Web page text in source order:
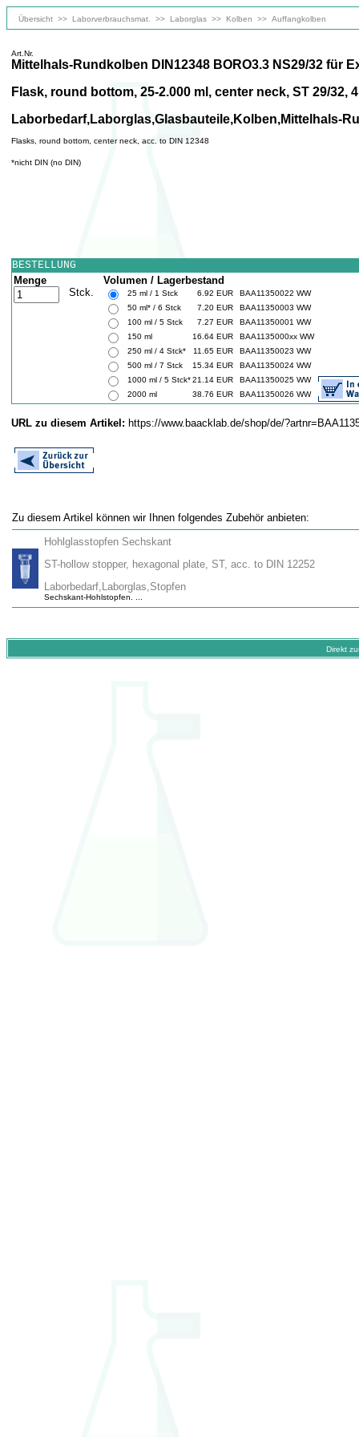
Übersicht >> Laborverbrauchsmat. >> Laborglas >> Kolben >> Auffangkolben
Art.Nr.
Mittelhals-Rundkolben DIN12348 BORO3.3 NS29/32 für
Flask, round bottom, 25-2.000 ml, center neck, ST 29/32,
Laborbedarf,Laborglas,Glasbauteile,Kolben,Mittelhals-
Flasks, round bottom, center neck, acc. to DIN 12348
*nicht DIN (no DIN)
BESTELLUNG
Menge
Stck.
Volumen / Lagerbestand
25 ml / 1 Stck 6.92 EUR
BAA11350022 WW
50 ml* / 6 Stck
7.20 EUR
BAA11350003 WW
100 ml / 5 Stck
7.27 EUR
BAA11350001 WW
150 ml
16.64 EUR
BAA1135000xx WW
250 ml / 4 Stck*
11.65 EUR
BAA11350023 WW
500 ml / 7 Stck
15.34 EUR
BAA11350024 WW
1000 ml / 5 Stck*21.14 EUR
BAA11350025 WW
2000 ml
38.76 EUR BAA11350026 WW
URL zu diesem Artikel: https://www.baacklab.de/shop/de/
Zu diesem Artikel können wir Ihnen folgendes Zubehör anbieten:
Hohlglasstopfen Sechskant
ST-hollow stopper, hexagonal plate, ST, acc. to DIN 12252
Laborbedarf,Laborglas,Stopfen
Sechskant-Hohlstopfen. ...
Direkt